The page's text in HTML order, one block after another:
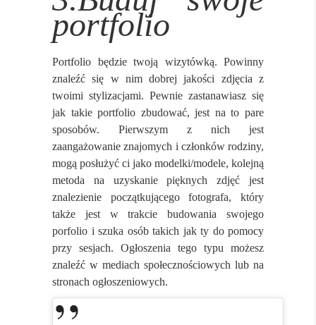
portfolio
Portfolio będzie twoją wizytówką. Powinny
znaleźć się w nim dobrej jakości zdjęcia z
twoimi stylizacjami. Pewnie zastanawiasz się
jak takie portfolio zbudować, jest na to pare
sposobów. Pierwszym z nich jest
zaangażowanie znajomych i członków rodziny,
mogą posłużyć ci jako modelki/modele, kolejną
metoda na uzyskanie pięknych zdjęć jest
znalezienie początkującego fotografa, który
także jest w trakcie budowania swojego
porfolio i szuka osób takich jak ty do pomocy
przy sesjach. Ogłoszenia tego typu możesz
znaleźć w mediach społecznościowych lub na
stronach ogłoszeniowych.